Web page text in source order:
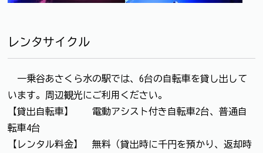
レンタサイクル
一乗谷あさくら水の駅では、6台の自転車を貸し出して
います。周辺観光にご利用ください。
【貸出自転車】 電動アシスト付き自転車2台、普通自
転車4台
【レンタル料金】 無料（貸出時に千円を預かり、返却時